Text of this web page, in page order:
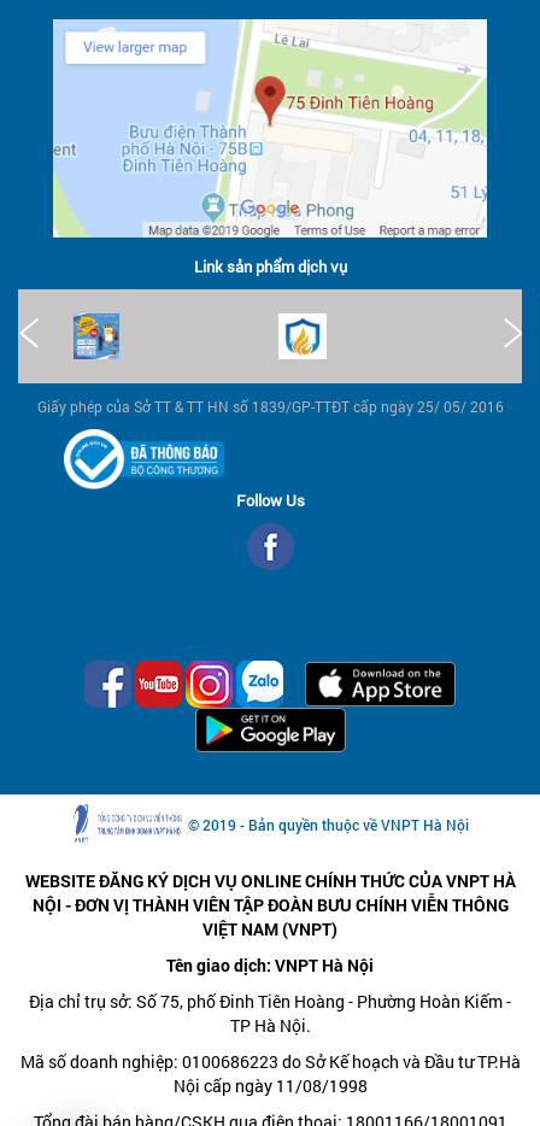
Link sản phẩm dịch vụ
Giấy phép của Sở TT & TT HN số 1839/GP-TTĐT cấp ngày 25/ 05/ 2016
Follow Us
© 2019 - Bản quyền thuộc về VNPT Hà Nội
WEBSITE ĐĂNG KÝ DỊCH VỤ ONLINE CHÍNH THỨC CỦA VNPT HÀ
NỘI - ĐƠN VỊ THÀNH VIÊN TẬP ĐOÀN BƯU CHÍNH VIỄN THÔNG
VIỆT NAM (VNPT)
Tên giao dịch: VNPT Hà Nội
Địa chỉ trụ sở: Số 75, phố Đinh Tiên Hoàng - Phường Hoàn Kiếm -
TP Hà Nội.
Mã số doanh nghiệp: 0100686223 do Sở Kế hoạch và Đầu tư TP.Hà
Nội cấp ngày 11/08/1998